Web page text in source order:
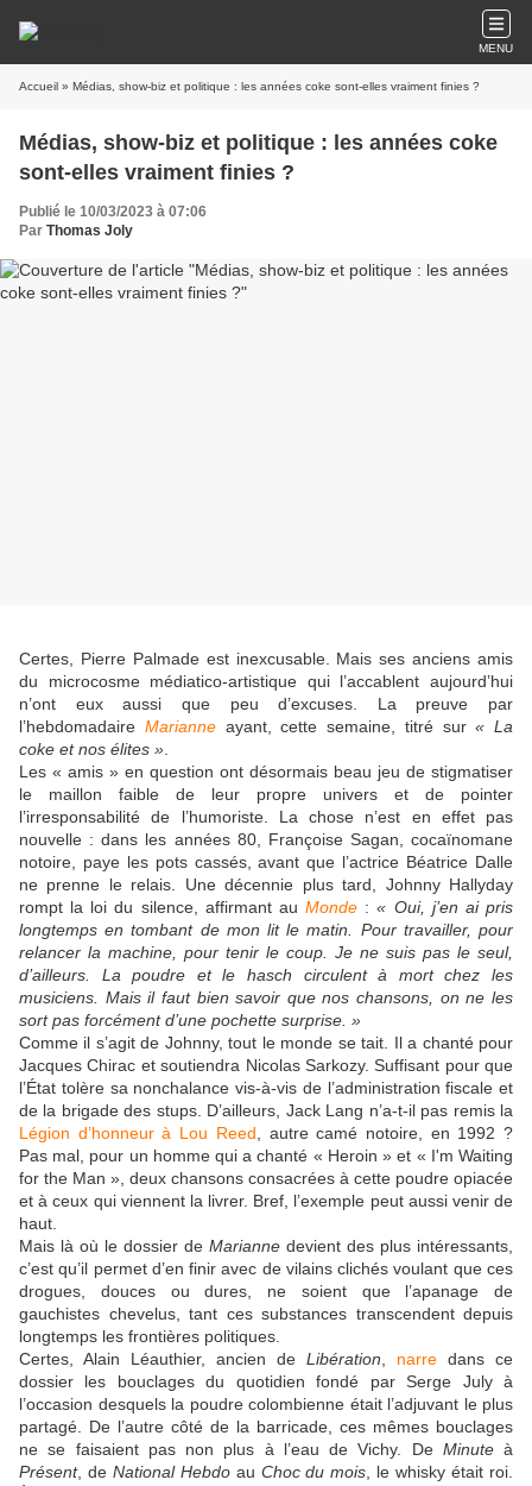
MENU
Accueil » Médias, show-biz et politique : les années coke sont-elles vraiment finies ?
Médias, show-biz et politique : les années coke
sont-elles vraiment finies ?
Publié le 10/03/2023 à 07:06
Par Thomas Joly
Certes, Pierre Palmade est inexcusable. Mais ses anciens amis
du microcosme médiatico-artistique qui l’accablent aujourd’hui
n’ont eux aussi que peu d’excuses. La preuve par
l’hebdomadaire Marianneayant, cette semaine, titré sur« La
coke et nos élites »
Les « amis » en question ont désormais beau jeu de stigmatiser
le maillon faible de leur propre univers et de pointer
l’irresponsabilité de l’humoriste. La chose n’est en effet pas
nouvelle : dans les années 80, Françoise Sagan, cocaïnomane
notoire, paye les pots cassés, avant que l’actrice Béatrice Dalle
ne prenne le relais. Une décennie plus tard, Johnny Hallyday
rompt la loi du silence, affirmant auMonde :« Oui, j’en ai pris
longtemps en tombant de mon lit le matin. Pour travailler, pour
relancer la machine, pour tenir le coup. Je ne suis pas le seul,
d’ailleurs. La poudre et le hasch circulent à mort chez les
musiciens. Mais il faut bien savoir que nos chansons, on ne les
sort pas forcément d’une pochette surprise. »
Comme il s’agit de Johnny, tout le monde se tait. Il a chanté pour
Jacques Chirac et soutiendra Nicolas Sarkozy. Suffisant pour que
l’État tolère sa nonchalance vis-à-vis de l’administration fiscale et
de la brigade des stups. D’ailleurs, Jack Lang n’a-t-il pas remis la
Légion d’honneur à Lou Reed , autre camé notoire, en 1992 ?
Pas mal, pour un homme qui a chanté « Heroin » et « I'm Waiting
for the Man », deux chansons consacrées à cette poudre opiacée
et à ceux qui viennent la livrer. Bref, l’exemple peut aussi venir de
haut.
Mais là où le dossier de Marianne devient des plus intéressants,
c’est qu’il permet d’en finir avec de vilains clichés voulant que ces
drogues, douces ou dures, ne soient que l’apanage de
gauchistes chevelus, tant ces substances transcendent depuis
longtemps les frontières politiques.
Certes, Alain Léauthier, ancien de Libération narre dans ce
dossier les bouclages du quotidien fondé par Serge July à
l’occasion desquels la poudre colombienne était l’adjuvant le plus
partagé. De l’autre côté de la barricade, ces mêmes bouclages
ne se faisaient pas non plus à l’eau de Vichy. De Minuteà
Présent, de National Hebdoau Choc du mois , le whisky était roi.